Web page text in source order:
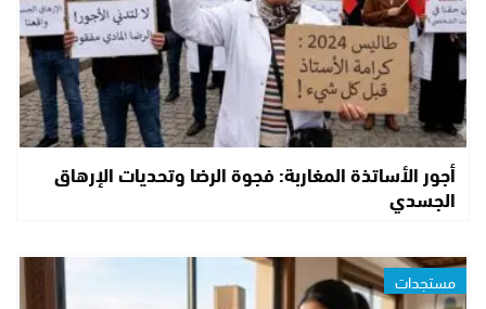
أجور الأساتذة المغاربة: فجوة الرضا وتحديات الإرهاق
الجسدي
مستجدات